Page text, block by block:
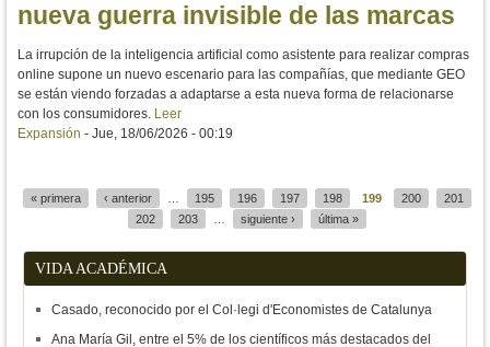
nueva guerra invisible de las marcas
La irrupción de la inteligencia artificial como asistente para realizar compras
online supone un nuevo escenario para las compañías, que mediante GEO
se están viendo forzadas a adaptarse a esta nueva forma de relacionarse
con los consumidores. Leer
Expansión - Jue, 18/06/2026 - 00:19
« primera ‹ anterior 195 196 197 198 199 200
201
202
203 siguiente › última »
VIDA ACADÉMICA
Casado, reconocido por el Col·legi d'Economistes de Catalunya
Ana María Gil, entre el 5% de los científicos más destacados del